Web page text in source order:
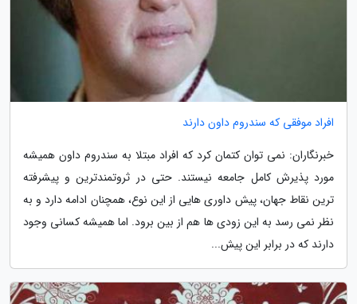
افراد موفقی که سندروم داون دارند
خبرنگاران: نمی توان کتمان کرد که افراد مبتلا به سندروم داون همیشه
مورد پذیرش کامل جامعه نیستند. حتی در ثروتمندترین و پیشرفته
ترین نقاط جهان، پیش داوری هایی از این نوع، همچنان ادامه دارد و به
نظر نمی رسد به این زودی ها هم از بین برود. اما همیشه کسانی وجود
دارند که در برابر این پیش...